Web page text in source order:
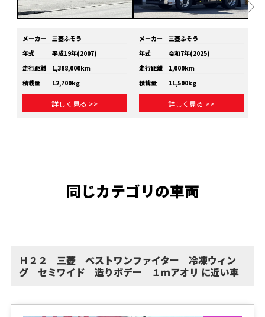
メーカー
三菱ふそう
年式
平成19年(2007)
走行距離
1,388,000km
積載量
12,700kg
詳しく見る >>
メーカー
三菱ふそう
年式
令和7年(2025)
走行距離
1,000km
積載量
11,500kg
詳しく見る >>
同じカテゴリの車両
Ｈ２２ 三菱 ベストワンファイター 冷凍ウィン
グ セミワイド 造りボデー １ｍアオリ に近い車